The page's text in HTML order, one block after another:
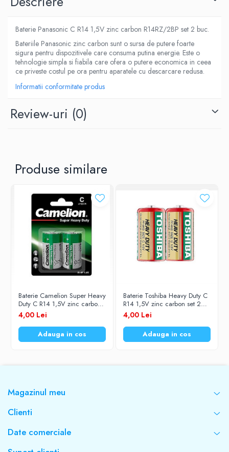
Baterie Panasonic C R14 1,5V zinc carbon R14RZ/2BP set 2 buc.
Bateriile Panasonic zinc carbon sunt o sursa de putere foarte
sigura pentru dispozitivele care consuma putina energie. Este o
tehnologie simpla si fiabila care ofera o putere economica in ceea
ce priveste costul pe ora pentru aparatele cu descarcare redusa.
Informatii conformitate produs
Review-uri (0)
Produse similare
Baterie Camelion Super Heavy
Duty C R14 1,5V zinc carbon
set 2 buc.
4,00 Lei
Adauga in cos
Baterie Toshiba Heavy Duty C
R14 1,5V zinc carbon set 2
buc.
4,00 Lei
Adauga in cos
Magazinul meu
Clienti
Date comerciale